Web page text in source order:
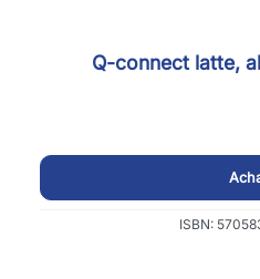
Q-connect latte,
ISBN: